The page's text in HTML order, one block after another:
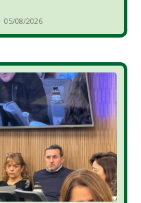
05/08/2026